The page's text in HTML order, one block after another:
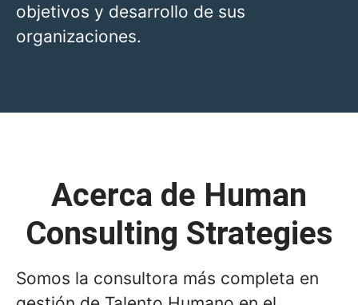
objetivos y desarrollo de sus
organizaciones.
Acerca de Human
Consulting Strategies
Somos la consultora más completa en